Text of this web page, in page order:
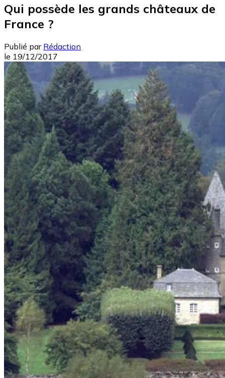
Qui possède les grands châteaux de
France ?
Publié par Rédaction
le 19/12/2017